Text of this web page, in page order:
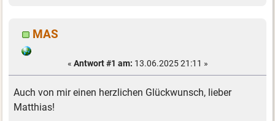
MAS
« Antwort #1 am: 13.06.2025 21:11 »
Auch von mir einen herzlichen Glückwunsch, lieber
Matthias!